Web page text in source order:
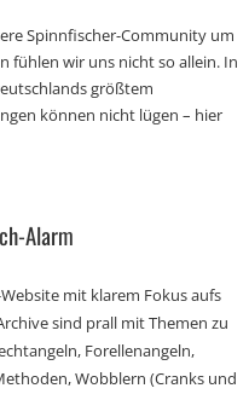
Spinnfischer-Community um
fühlen wir uns nicht so allein. In
größtem
können nicht lügen – hier
Alarm
mit klarem Fokus aufs
sind prall mit Themen zu
Forellenangeln,
Wobblern (Cranks und